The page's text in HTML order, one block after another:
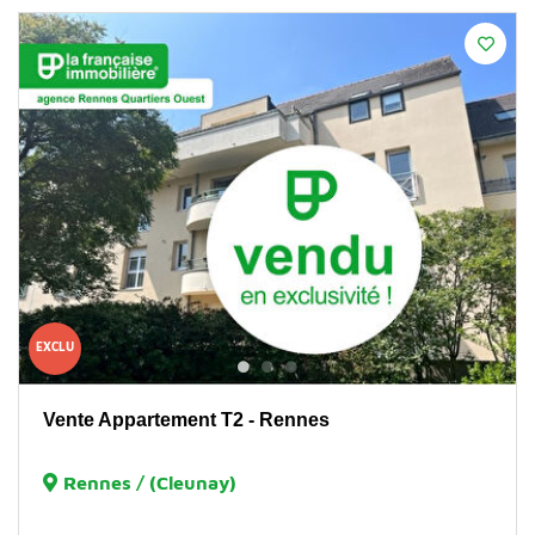
EXCLU
Vente Appartement T2 - Rennes
Rennes / (Cleunay)